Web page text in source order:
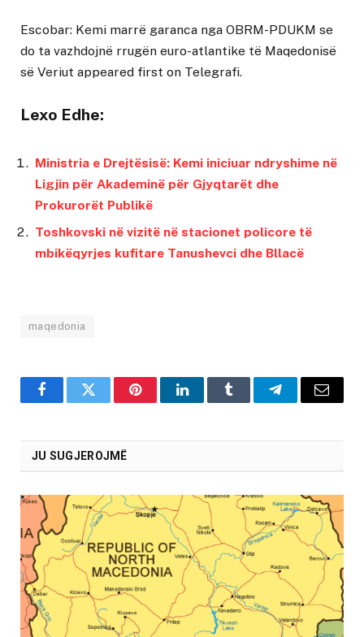
Escobar: Kemi marrë garanca nga OBRM-PDUKM se
do ta vazhdojnë rrugën euro-atlantike të Maqedonisë
së Veriut appeared first on Telegrafi.
Lexo Edhe:
Ministria e Drejtësisë: Kemi iniciuar ndryshime në
Ligjin për Akademinë për Gjyqtarët dhe
Prokurorët Publikë
Toshkovski në vizitë në stacionet policore të
mbikëqyrjes kufitare Tanushevci dhe Bllacë
maqedonia
FacebookTwitter PinterestLinkedInTumblr TelegramEmail
JU SUGJEROJMË